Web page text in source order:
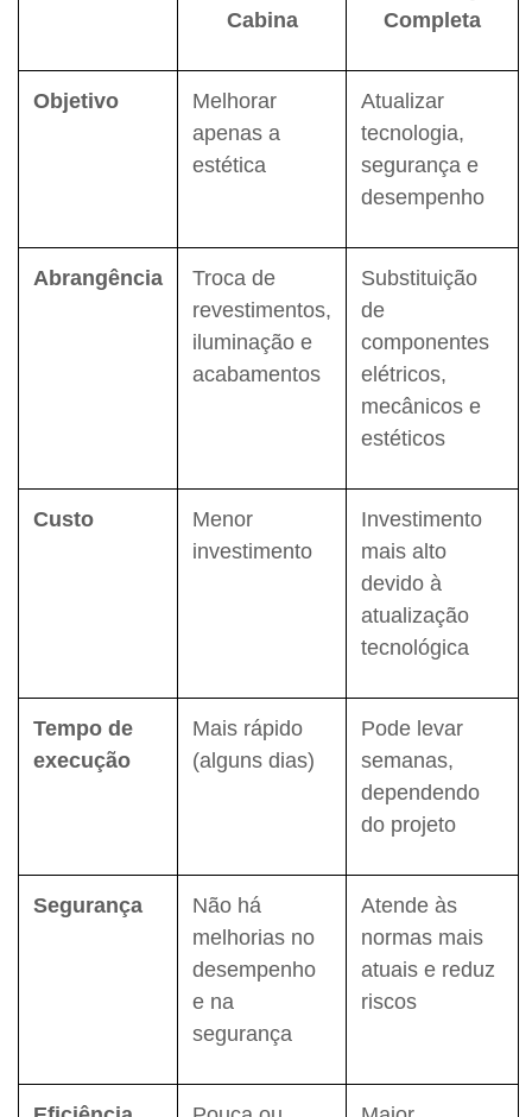
Cabina
Completa
Objetivo
Melhorar
apenas a
estética
Atualizar
tecnologia,
segurança e
desempenho
Abrangência
Troca de
revestimentos,
iluminação e
acabamentos
Substituição
de
componentes
elétricos,
mecânicos e
estéticos
Custo
Menor
investimento
Investimento
mais alto
devido à
atualização
tecnológica
Tempo de
execução
Mais rápido
(alguns dias)
Pode levar
semanas,
dependendo
do projeto
Segurança
Não há
melhorias no
desempenho
e na
segurança
Atende às
normas mais
atuais e reduz
riscos